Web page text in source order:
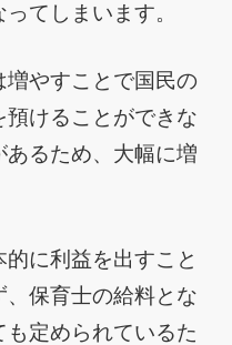
てしまいます。
増やすことで国民の
けることができな
るため、大幅に増
に利益を出すこと
保育士の給料とな
定められているた